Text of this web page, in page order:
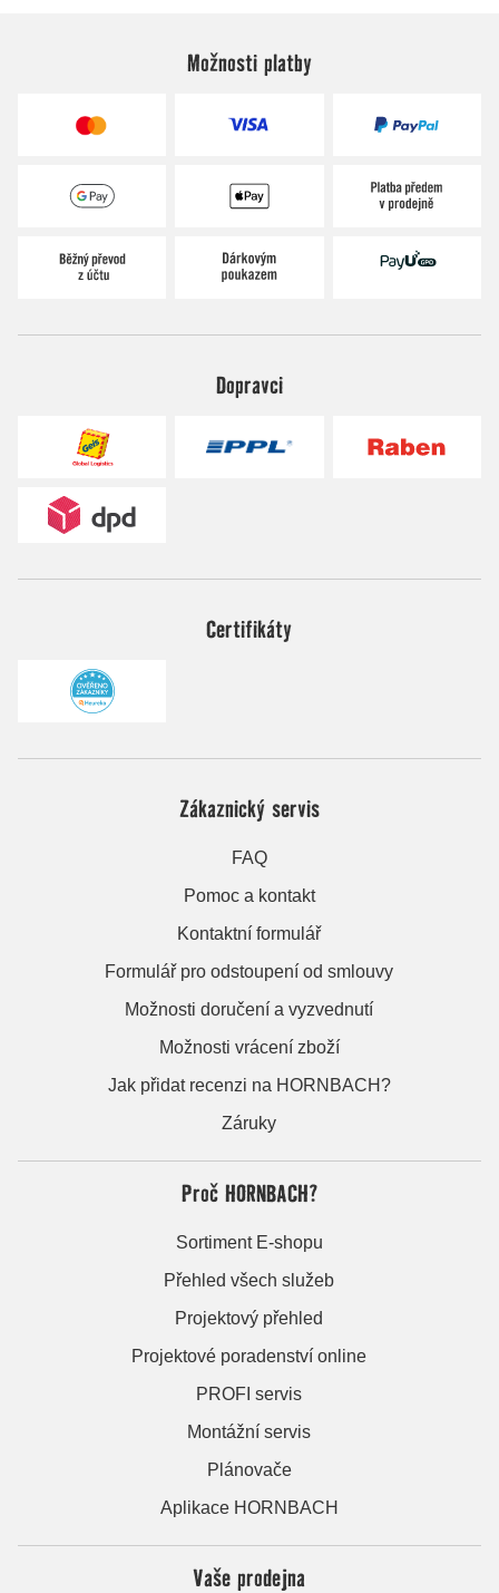
Možnosti platby
Dopravci
Certifikáty
Zákaznický servis
FAQ
Pomoc a kontakt
Kontaktní formulář
Formulář pro odstoupení od smlouvy
Možnosti doručení a vyzvednutí
Možnosti vrácení zboží
Jak přidat recenzi na HORNBACH?
Záruky
Proč HORNBACH?
Sortiment E-shopu
Přehled všech služeb
Projektový přehled
Projektové poradenství online
PROFI servis
Montážní servis
Plánovače
Aplikace HORNBACH
Vaše prodejna